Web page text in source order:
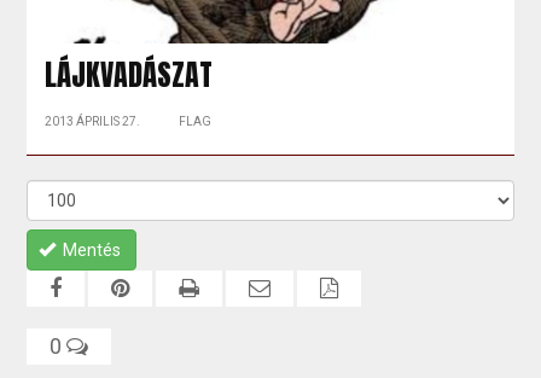
LÁJKVADÁSZAT
2013 ÁPRILIS 27. FLAG
Mentés
0